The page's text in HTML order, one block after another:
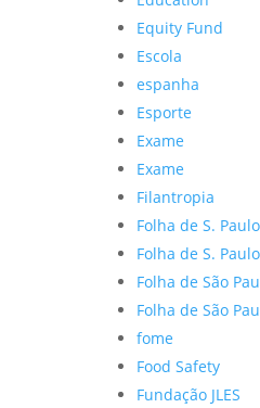
Equity Fund
Escola
espanha
Esporte
Exame
Exame
Filantropia
Folha de S. Paulo
Folha de S. Paulo
Folha de São
Folha de São
fome
Food Safety
Fundação JLES